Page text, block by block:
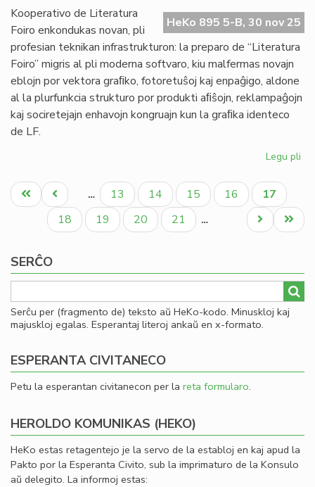
por
HeKo 895 5-B, 30 nov 25
Kooperativo de Literatura
Foiro enkondukas novan, pli
profesian teknikan infrastrukturon: la preparo de “Literatura
Foiro” migris al pli moderna softvaro, kiu malfermas novajn
eblojn por vektora graﬁko, fotoretuŝoj kaj enpaĝigo, aldone
al la plurfunkcia strukturo por produkti aﬁŝojn, reklampaĝojn
kaj sociretejajn enhavojn kongruajn kun la graﬁka identeco
de LF.
Legu pli
Pagination
Unua
paĝo
Antaŭa
paĝo
… Paĝo
13 Paĝo
14 Paĝo
15 Paĝo
16
Aktuala
paĝo
17
Paĝo
18 Paĝo
19 Paĝo
20 Paĝo
21 …
Last
page
Next
page
SERĈO
Serĉu per (fragmento de) teksto aŭ HeKo-kodo. Minuskloj kaj
majuskloj egalas. Esperantaj literoj ankaŭ en x-formato.
ESPERANTA CIVITANECO
Petu la esperantan civitanecon per la reta formularo.
HEROLDO KOMUNIKAS (HEKO)
HeKo estas retagentejo je la servo de la establoj en kaj apud la
Pakto por la Esperanta Civito, sub la imprimaturo de la Konsulo
aŭ delegito. La informoj estas: